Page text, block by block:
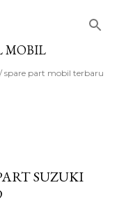
MOBIL
spare part mobil terbaru
SUZUKI